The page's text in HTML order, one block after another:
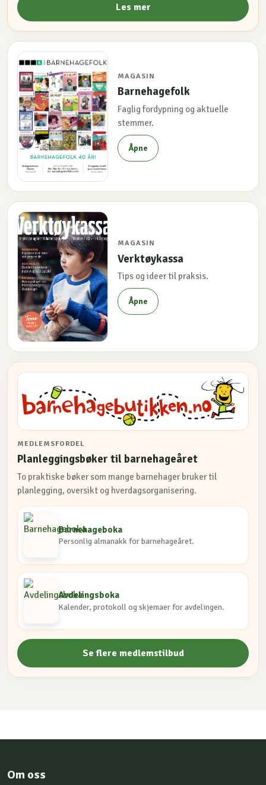
Les mer
MAGASIN
Barnehagefolk
Faglig fordypning og aktuelle
stemmer.
Åpne
MAGASIN
Verktøykassa
Tips og ideer til praksis.
Åpne
MEDLEMSFORDEL
Planleggingsbøker til barnehageåret
To praktiske bøker som mange barnehager bruker til
planlegging, oversikt og hverdagsorganisering.
Barnehageboka
Personlig almanakk for barnehageåret.
Avdelingsboka
Kalender, protokoll og skjemaer for avdelingen.
Se flere medlemstilbud
Om oss